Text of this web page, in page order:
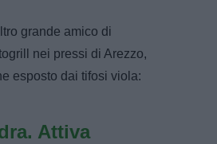
grande amico di
nei pressi di Arezzo,
esposto dai tifosi viola:
Attiva